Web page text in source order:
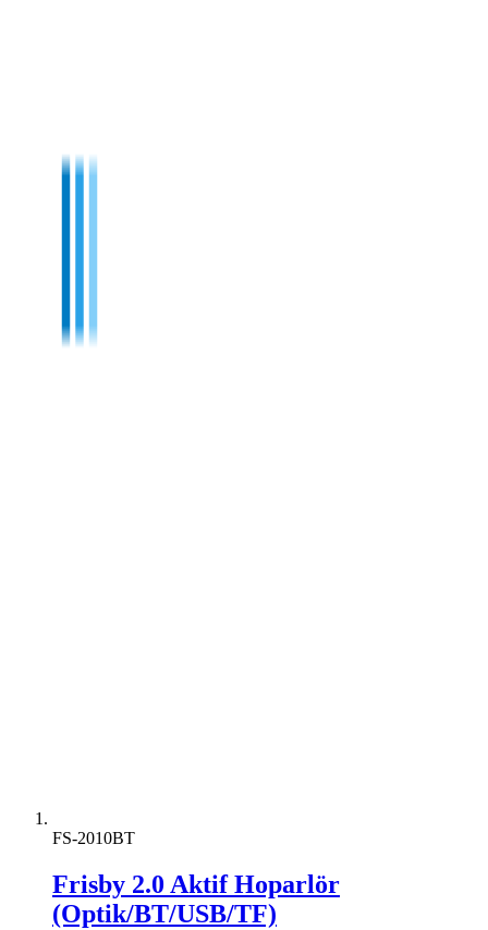
FS-2010BT
Frisby 2.0 Aktif Hoparlör
(Optik/BT/USB/TF)